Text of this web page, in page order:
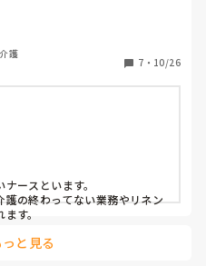
、そのナースから「なんで
ースが居ない日は介護がや
てくれません。以前勤めてた
が、今勤めてるところは、入
めて入浴ぐらいはやってもら
者は「入浴は基本介護がしま
す。皆さんの小規模多機能型
すよね？夜勤は人それぞれで
どはしてますよね？なにかア
たらと思います。よろしく
護
7 ・ 10/26
ースといます。
の終わってない業務やリネン
す。
と見る